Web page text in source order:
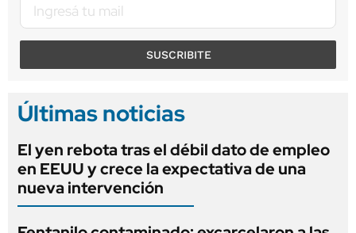
SUSCRIBITE
Últimas noticias
El yen rebota tras el débil dato de empleo
en EEUU y crece la expectativa de una
nueva intervención